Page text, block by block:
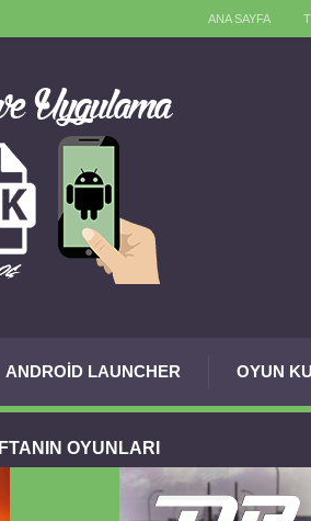
ANA SAYFA
ANDROID LAUNCHER OYUN
OYUNLARI